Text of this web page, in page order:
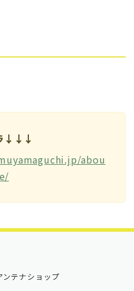
↓↓↓
abou
テナショップ